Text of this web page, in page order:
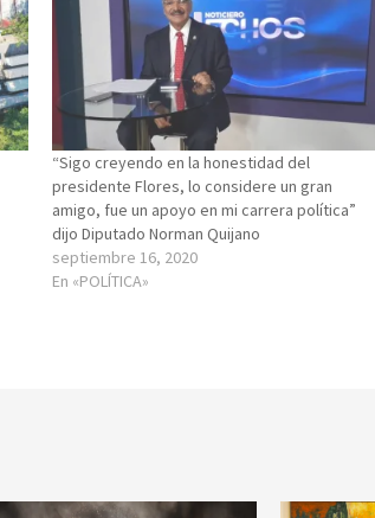
“Sigo creyendo en la honestidad del
presidente Flores, lo considere un gran
amigo, fue un apoyo en mi carrera política”
dijo Diputado Norman Quijano
septiembre 16, 2020
En «POLÍTICA»